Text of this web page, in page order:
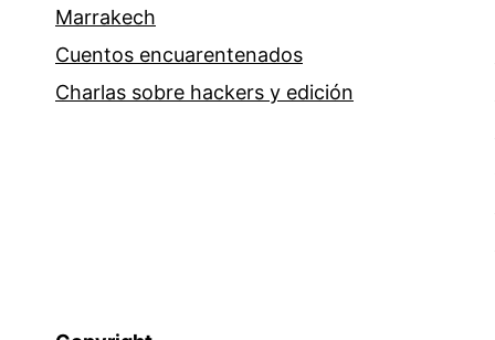
Marrakech
Cuentos encuarentenados
Charlas sobre hackers y edición